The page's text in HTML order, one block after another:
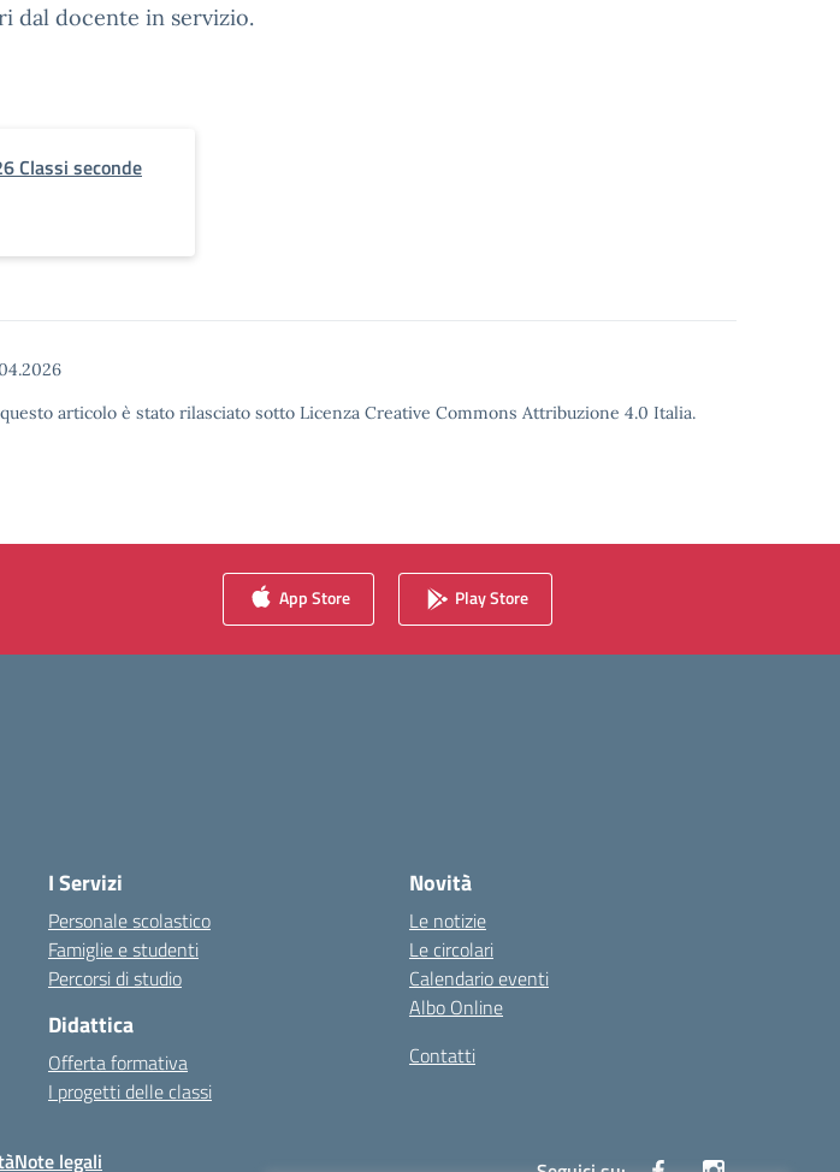
dal docente in servizio.
Classi seconde
articolo è stato rilasciato sotto Licenza Creative Commons Attribuzione 4.0 Italia.
App Store Play Store
I Servizi
Personale scolastico
Famiglie e studenti
Percorsi di studio
Didattica
Offerta formativa
I progetti delle classi
Novità
Le notizie
Le circolari
Calendario eventi
Albo Online
Contatti
Note legali